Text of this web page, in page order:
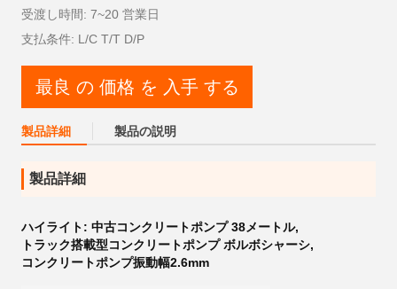
受渡し時間: 7~20 営業日
支払条件: L/C T/T D/P
最良 の 価格 を 入手 する
製品詳細 製品の説明
製品詳細
ハイライト: 中古コンクリートポンプ 38メートル,
トラック搭載型コンクリートポンプ ボルボシャーシ,
コンクリートポンプ振動幅2.6mm